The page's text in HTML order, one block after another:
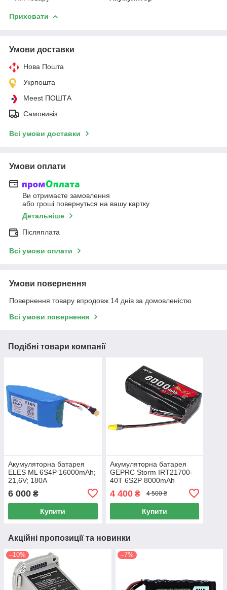
Приховати
Умови доставки
Нова Пошта
Укрпошта
Meest ПОШТА
Самовивіз
Всі умови доставки
Умови оплати
Ви отримаєте замовлення
або гроші повернуться на вашу картку
Детальніше
Післяплата
Всі умови оплати
Умови повернення
Повернення товару впродовж 14 днів за домовленістю
Всі умови повернення
Подібні товари компанії
Акумуляторна батарея
ELES ML 6S4P 16000mAh;
21,6V; 180А
6 000 ₴
Купити
Акумуляторна батарея
GEPRC Storm IRT21700-
40T 6S2P 8000mAh
4 400₴ 4 500 ₴
Купити
Акційні пропозиції та новинки
–10% –7%